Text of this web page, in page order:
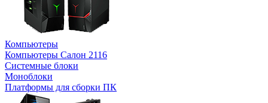
Компьютеры
Компьютеры Салон 2116
Системные блоки
Моноблоки
Платформы для сборки ПК